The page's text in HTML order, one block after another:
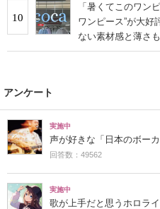
10
「暑くてこのワン
ワンピース”が大
ない素材感と薄さ
アンケート
実施中
声が好きな「日本のボー
回答数：49562
実施中
歌が上手だと思うホロラ